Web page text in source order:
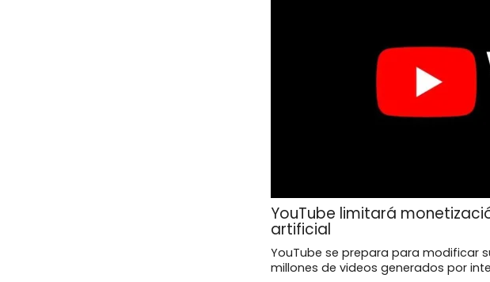
YouTube limitará
artificial
YouTube se prepara para modificar
millones de videos generados por